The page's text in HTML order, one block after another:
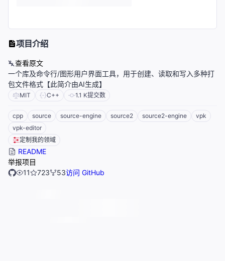
项目介绍
查看原文
一个库及命令行/图形用户界面工具，用于创建、读取和写入多种打
包文件格式【此简介由AI生成】
MIT C++ 1.1 K提交数
cpp source source-engine source2 source2-engine
vpk
vpk-editor
定制我的领域
README
举报项目
11
723 53访问 GitHub